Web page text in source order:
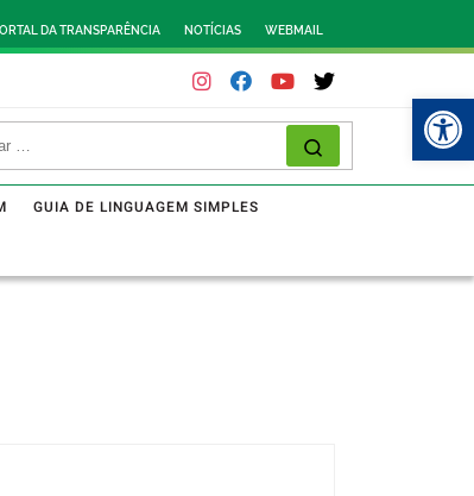
DA TRANSPARÊNCIA NOTÍCIAS WEBMAIL
GUIA DE LINGUAGEM SIMPLES